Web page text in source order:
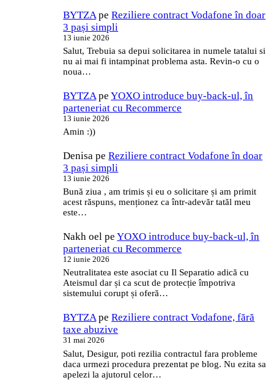
BYTZA peReziliere contract Vodafone în doar
3 pași simpli
13 iunie 2026
Salut, Trebuia sa depui solicitarea in numele tatalui si
nu ai mai fi intampinat problema asta. Revin-o cu o
noua…
BYTZA peYOXO introduce buy-back-ul, în
parteneriat cu Recommerce
13 iunie 2026
Amin :))
Denisa peReziliere contract Vodafone în doar
3 pași simpli
13 iunie 2026
Bună ziua , am trimis și eu o solicitare și am primit
acest răspuns, menționez ca într-adevăr tatăl meu
este…
Nakh oel peYOXO introduce buy-back-ul, în
parteneriat cu Recommerce
12 iunie 2026
Neutralitatea este asociat cu Il Separatio adică cu
Ateismul dar și ca scut de protecție împotriva
sistemului corupt și oferă…
BYTZApeReziliere contract Vodafone, fără
taxe abuzive
31 mai 2026
Salut, Desigur, poti rezilia contractul fara probleme
daca urmezi procedura prezentat pe blog. Nu ezita sa
apelezi la ajutorul celor…